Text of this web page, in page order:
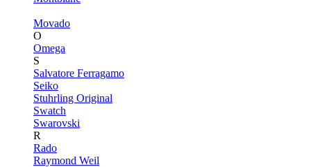
Movado
O
Omega
S
Salvatore Ferragamo
Seiko
Stuhrling Original
Swatch
Swarovski
R
Rado
Raymond Weil